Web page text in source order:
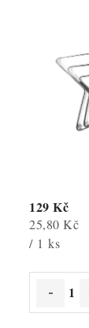
129 Kč
Měrná
cena:
25,80 Kč
/ 1 ks